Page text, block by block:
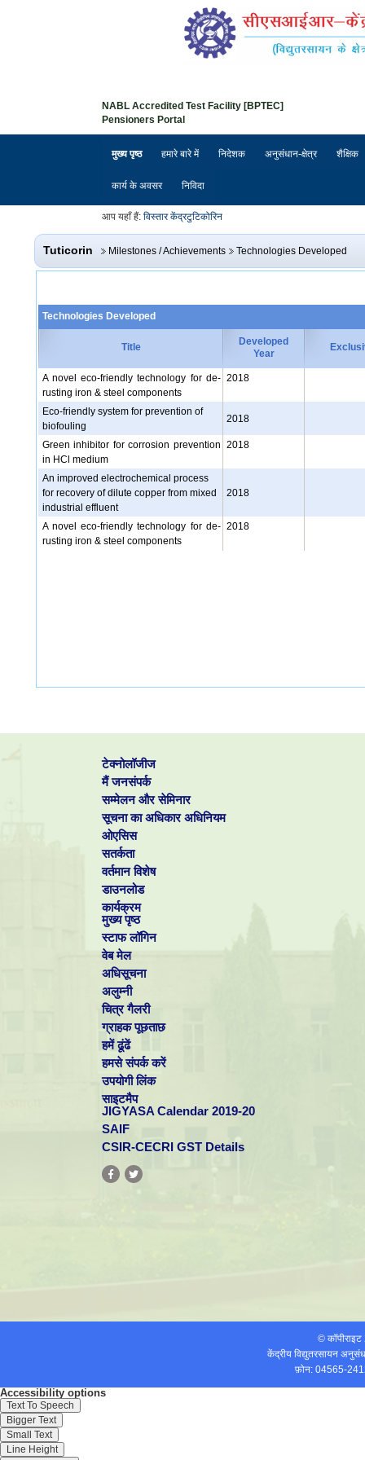
NABL Accredited Test Facility [BPTEC]
Pensioners Portal
मुख्य पृष्ठ हमारे बारे में निदेशक अनुसंधान-क्षेत्र शैक्षिक
कार्य के अवसर निविदा
आप यहाँ हैं: विस्तार केंद्रटुटिकोरिन
Tuticorin Milestones / Achievements Technologies Developed
Technologies Developed
Title
Developed
Year
A novel eco-friendly technology for de-
rusting iron & steel components
2018
Eco-friendly system for prevention of
biofouling
2018
Green inhibitor for corrosion prevention
in HCl medium
2018
An improved electrochemical process
for recovery of dilute copper from mixed
industrial effluent
2018
A novel eco-friendly technology for de-
rusting iron & steel components
2018
टेक्नोलॉजीज
मैं जनसंपर्क
सम्मेलन और सेमिनार
सूचना का अधिकार अधिनियम
ओएसिस
सतर्कता
वर्तमान विशेष
डाउनलोड
कार्यक्रम
मुख्य पृष्ठ
स्टाफ लॉगिन
वेब मेल
अधिसूचना
अलुम्नी
चित्र गैलरी
ग्राहक पूछताछ
हमें ढूंढें
हमसे संपर्क करें
उपयोगी लिंक
साइटमैप
JIGYASA Calendar 2019-20
SAIF
CSIR-CECRI GST Details
©
केंद्रीय विद्युतरसायन
फ़ोन: 04565-
Accessibility options
Text To Speech
Bigger Text
Small Text
Line Height